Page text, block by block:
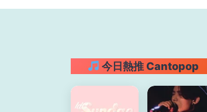
今日熱推 Cantopop